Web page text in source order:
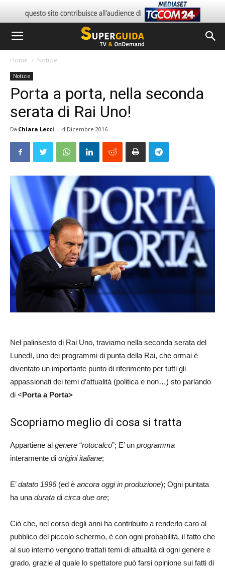
Home Notizie
Notizie
Porta a porta, nella seconda
serata di Rai Uno!
Da Chiara Lecci - 4 Dicembre 2016
Nel palinsesto di Rai Uno, traviamo nella seconda serata del
Lunedì, uno dei programmi di punta della Rai, che ormai è
diventato un importante punto di riferimento per tutti gli
appassionati dei temi d’attualità (politica e non…) sto parlando
di <Porta a Porta>
Scopriamo meglio di cosa si tratta
Appartiene al genere “rotocalco”; E’ un programma
interamente di origini italiane;
E’datato 1996(ed è ancora oggi in produzione); Ogni puntata
ha una durata di circa due ore;
Ciò che, nel corso degli anni ha contribuito a renderlo caro al
pubblico del piccolo schermo, è con ogni probabilità, il fatto che
al suo interno vengono trattati temi di attualità di ogni genere e
grado, grazie al quale lo spettatore può farsi opinione sui fatti di